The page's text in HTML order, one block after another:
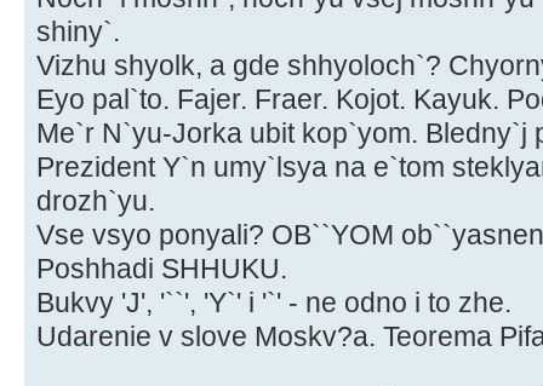
shiny`.
Vizhu shyolk, a gde shhyoloch`?
Eyo pal`to. Fajer. Fraer. Kojot. Kayuk.
Me`r N`yu-Jorka ubit kop`yom. Bledny`j
Prezident Y`n umy`lsya na e`tom
drozh`yu.
Vse vsyo ponyali? OB``YOM
Poshhadi SHHUKU.
Bukvy 'J', '``', 'Y`' i '`' - ne odno i to zhe.
Udarenie v slove Moskv?a. Teorema